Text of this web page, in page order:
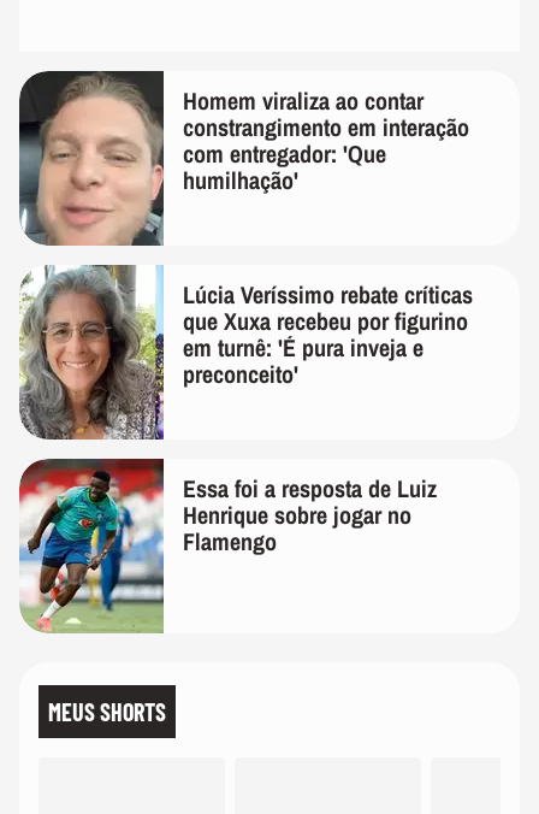
Homem viraliza ao contar
constrangimento em interação
com entregador: 'Que
humilhação'
Lúcia Veríssimo rebate críticas
que Xuxa recebeu por figurino
em turnê: 'É pura inveja e
preconceito'
Essa foi a resposta de Luiz
Henrique sobre jogar no
Flamengo
MEUS SHORTS